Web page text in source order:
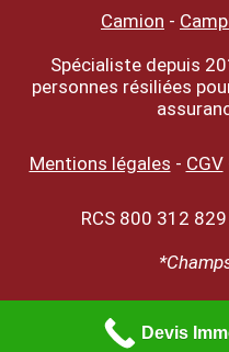
Camion -
Spécialiste depuis
personnes résiliées
Mentions légales - CGV
RCS 800 312 829
Devis